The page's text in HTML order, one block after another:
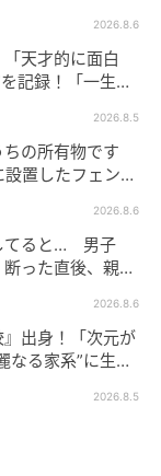
でパーティ感
娘のザハラち
2026.8.6
「天才的に面白
記録！「一生言
2026.8.5
の所有物です
置したフェン
2026.8.6
てると… 男子
った直後、親が
2026.8.6
出身！「次元が
なる家系”に生ま
2026.8.5